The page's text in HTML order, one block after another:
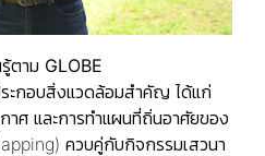
ตาม GLOBE
ะกอบสิ่งแวดล้อมสำคัญ ได้แก่
ศ และการทำแผนที่ถิ่นอาศัยของ
ควบคู่กับกิจกรรมเสวนา